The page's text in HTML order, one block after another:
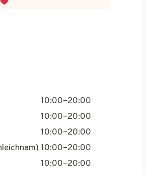
10:00–20:00
10:00–20:00
10:00–20:00
10:00–20:00
10:00–20:00